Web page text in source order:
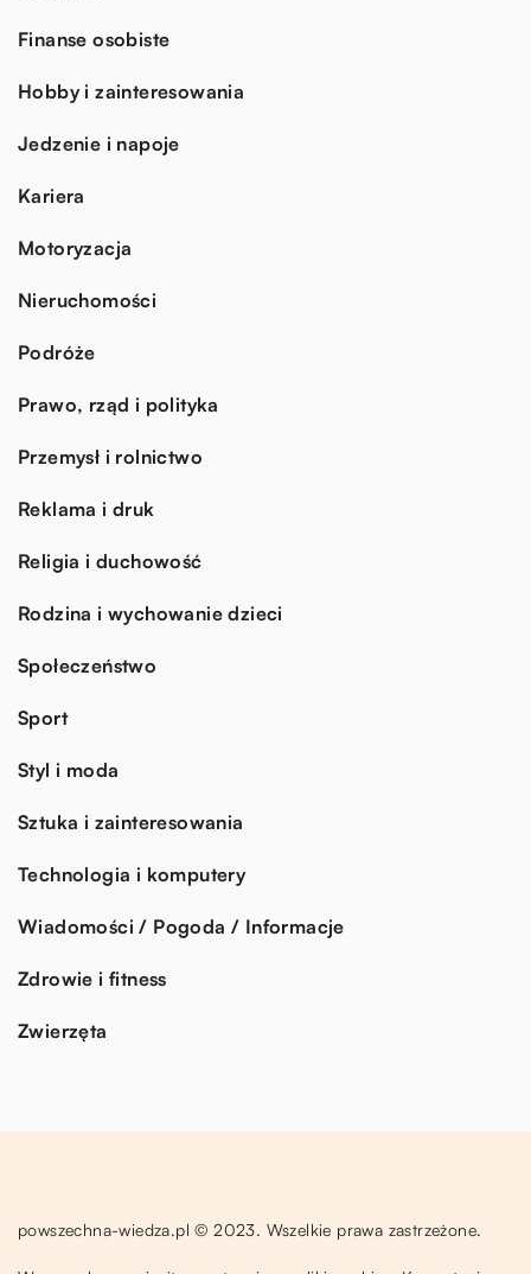
Finanse osobiste
Hobby i zainteresowania
Jedzenie i napoje
Kariera
Motoryzacja
Nieruchomości
Podróże
Prawo, rząd i polityka
Przemysł i rolnictwo
Reklama i druk
Religia i duchowość
Rodzina i wychowanie dzieci
Społeczeństwo
Sport
Styl i moda
Sztuka i zainteresowania
Technologia i komputery
Wiadomości / Pogoda / Informacje
Zdrowie i fitness
Zwierzęta
powszechna-wiedza.pl © 2023. Wszelkie prawa zastrzeżone.